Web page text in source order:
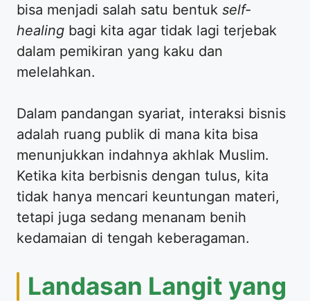
bisa menjadi salah satu bentuk self-
healing bagi kita agar tidak lagi terjebak
dalam pemikiran yang kaku dan
melelahkan.
​Dalam pandangan syariat, interaksi bisnis
adalah ruang publik di mana kita bisa
menunjukkan indahnya akhlak Muslim.
Ketika kita berbisnis dengan tulus, kita
tidak hanya mencari keuntungan materi,
tetapi juga sedang menanam benih
kedamaian di tengah keberagaman.
​Landasan Langit yang